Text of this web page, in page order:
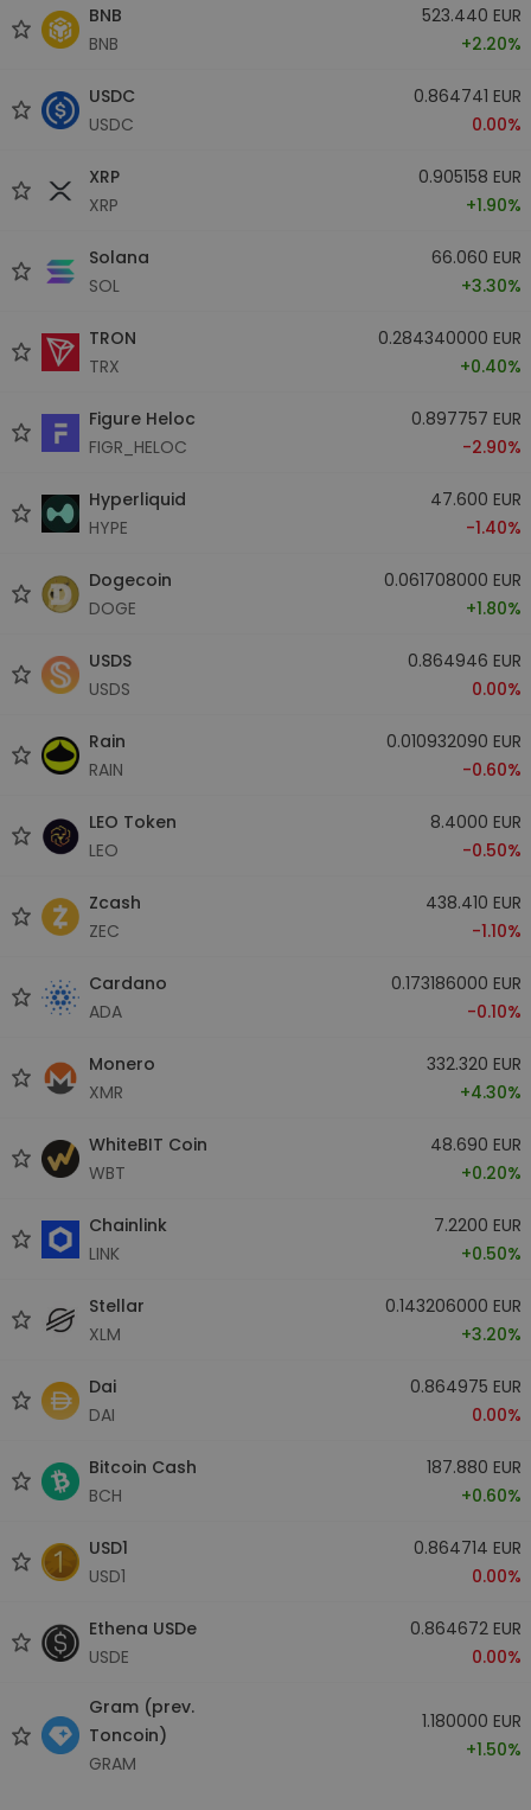
BNB
BNB
523.440 EUR
+2.20%
USDC
USDC
0.864741 EUR
0.00%
XRP
XRP
0.905158 EUR
+1.90%
Solana
SOL
66.060 EUR
+3.30%
TRON
TRX
0.284340000 EUR
+0.40%
Figure Heloc
FIGR_HELOC
0.897757 EUR
-2.90%
Hyperliquid
HYPE
47.600 EUR
-1.40%
Dogecoin
DOGE
0.061708000 EUR
+1.80%
USDS
USDS
0.864946 EUR
0.00%
Rain
RAIN
0.010932090 EUR
-0.60%
LEO Token
LEO
8.4000 EUR
-0.50%
Zcash
ZEC
438.410 EUR
-1.10%
Cardano
ADA
0.173186000 EUR
-0.10%
Monero
XMR
332.320 EUR
+4.30%
WhiteBIT Coin
WBT
48.690 EUR
+0.20%
Chainlink
LINK
7.2200 EUR
+0.50%
Stellar
XLM
0.143206000 EUR
+3.20%
Dai
DAI
0.864975 EUR
0.00%
Bitcoin Cash
BCH
187.880 EUR
+0.60%
USD1
USD1
0.864714 EUR
0.00%
Ethena USDe
USDE
0.864672 EUR
0.00%
Gram (prev.
Toncoin)
GRAM
1.180000 EUR
+1.50%